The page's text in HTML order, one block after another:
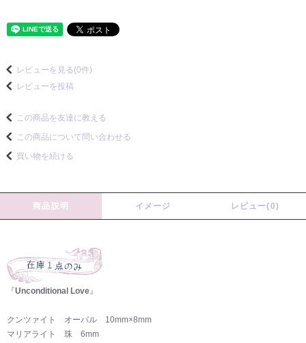
レビューを見る(0件)
レビューを投稿
この商品を友達に教える
この商品について問い合わせる
買い物を続ける
商品説明 イメージ レビュー(0)
『Unconditional Love』
クンツァイト オーバル 10mm×8mm
マリアライト 珠 6mm